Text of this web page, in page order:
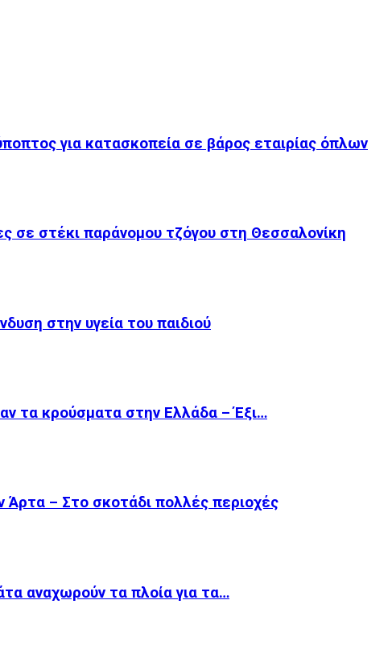
για κατασκοπεία σε βάρος εταιρίας όπλων
σε στέκι παράνομου τζόγου στη Θεσσαλονίκη
στην υγεία του παιδιού
τα κρούσματα στην Ελλάδα – Έξι…
– Στο σκοτάδι πολλές περιοχές
αναχωρούν τα πλοία για τα…